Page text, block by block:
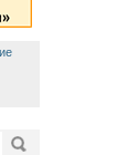
Поиск